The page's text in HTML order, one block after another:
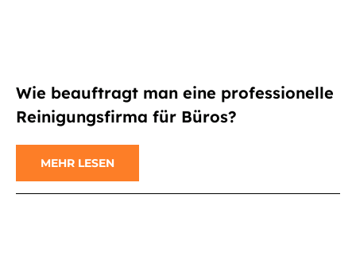
Wie beauftragt man eine professionelle
Reinigungsfirma für Büros?
MEHR LESEN